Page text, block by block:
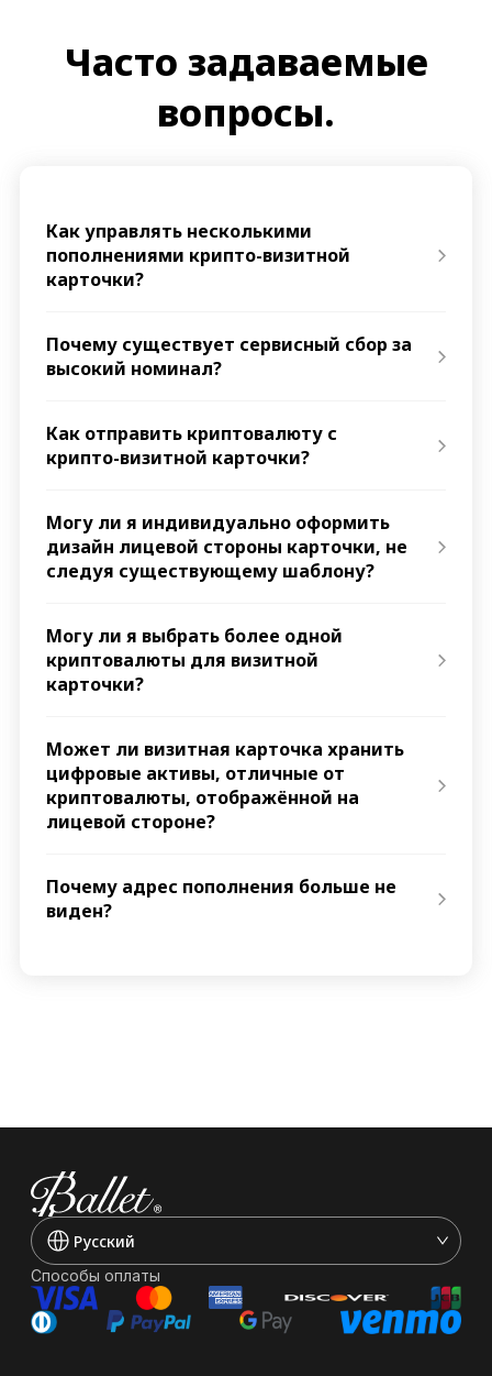
Часто задаваемые
вопросы.
Как управлять несколькими
пополнениями крипто-визитной
карточки?
Почему существует сервисный сбор за
высокий номинал?
Как отправить криптовалюту с
крипто-визитной карточки?
Могу ли я индивидуально оформить
дизайн лицевой стороны карточки, не
следуя существующему шаблону?
Могу ли я выбрать более одной
криптовалюты для визитной
карточки?
Может ли визитная карточка хранить
цифровые активы, отличные от
криптовалюты, отображённой на
лицевой стороне?
Почему адрес пополнения больше не
виден?
Pусский
Способы оплаты